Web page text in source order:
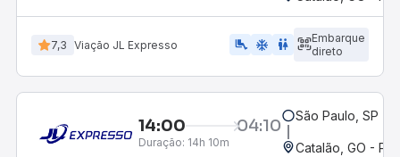
7,3 Viação JL Expresso airline_seat_legroom_extra ac_unit WC
Embarque
direto
14:00 04:10
Duração: 14h 10m
São Paulo, SP -
Catalão, GO -